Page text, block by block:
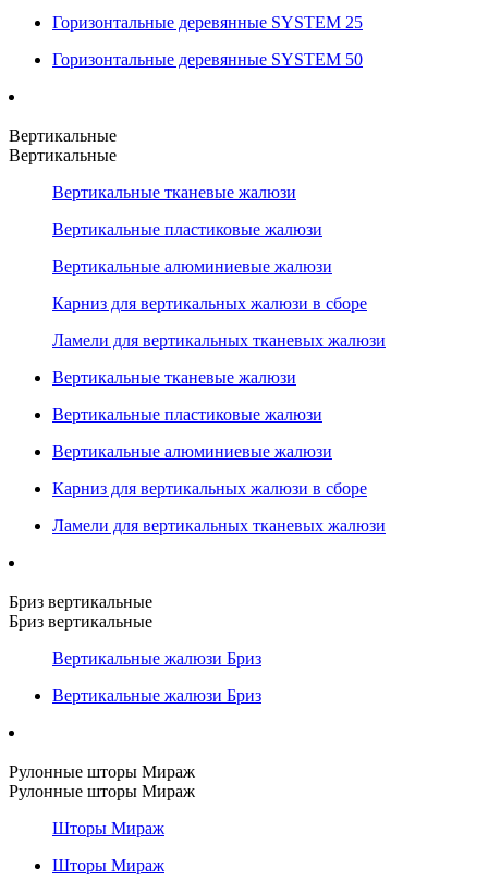
Горизонтальные деревянные SYSTEM 25
Горизонтальные деревянные SYSTEM 50
Вертикальные
Вертикальные
Вертикальные тканевые жалюзи
Вертикальные пластиковые жалюзи
Вертикальные алюминиевые жалюзи
Карниз для вертикальных жалюзи в сборе
Ламели для вертикальных тканевых жалюзи
Вертикальные тканевые жалюзи
Вертикальные пластиковые жалюзи
Вертикальные алюминиевые жалюзи
Карниз для вертикальных жалюзи в сборе
Ламели для вертикальных тканевых жалюзи
Бриз вертикальные
Бриз вертикальные
Вертикальные жалюзи Бриз
Вертикальные жалюзи Бриз
Рулонные шторы Мираж
Рулонные шторы Мираж
Шторы Мираж
Шторы Мираж